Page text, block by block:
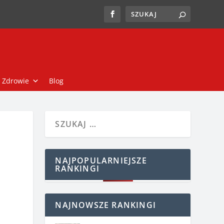
Zdrowie Blog
NAJPOPULARNIEJSZE
RANKINGI
NAJNOWSZE RANKINGI